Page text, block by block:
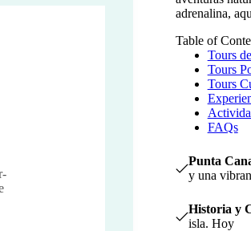
adrenalina,
Table of
Tours
Tours
Tours
FAQs
Punta
y una
Historia y
isla. Hoy